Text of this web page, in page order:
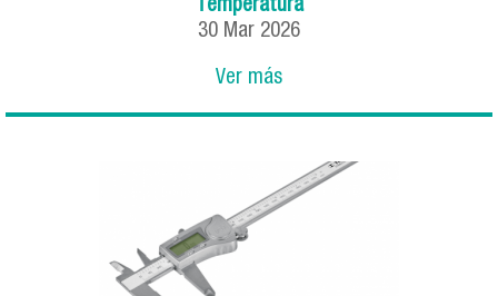
Temperatura
30 Mar 2026
Ver más